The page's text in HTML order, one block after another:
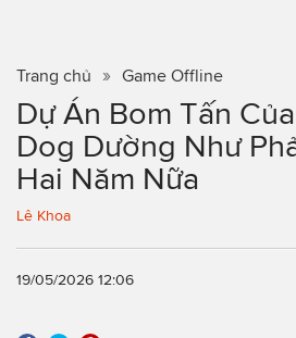
Trang chủ Game Offline
Dự Án Bom Tấn
Dog Dường Như
Hai Năm Nữa
Lê Khoa
19/05/2026 12:06